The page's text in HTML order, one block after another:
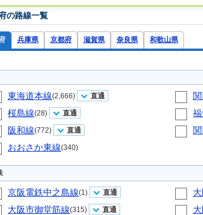
の路線一覧
兵庫県 京都府 滋賀県 奈良県 和歌山県
東海道本線(2,666) 直通
桜島線(28) 直通
阪和線(772) 直通
おおさか東線(340)
京阪電鉄中之島線(1) 直通
大阪市御堂筋線(315) 直通